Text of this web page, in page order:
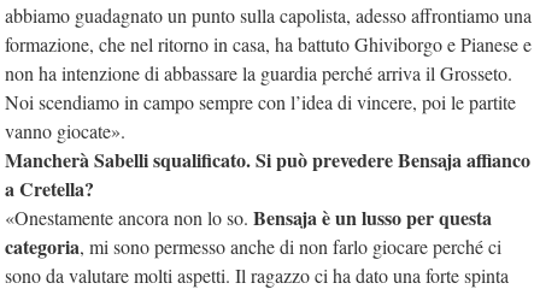
abbiamo guadagnato un punto sulla capolista, adesso affrontiamo una
formazione, che nel ritorno in casa, ha battuto Ghiviborgo e Pianese e
non ha intenzione di abbassare la guardia perché arriva il Grosseto.
Noi scendiamo in campo sempre con l’idea di vincere, poi le partite
vanno giocate».
Mancherà Sabelli squalificato. Si può prevedere Bensaja affianco
a Cretella?
«Onestamente ancora non lo so. Bensaja è un lusso per questa
categoria, mi sono permesso anche di non farlo giocare perché ci
sono da valutare molti aspetti. Il ragazzo ci ha dato una forte spinta